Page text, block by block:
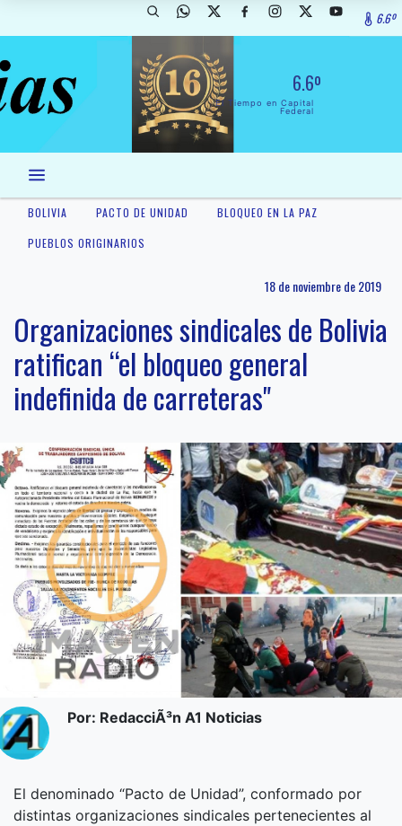
6.6º
6.6º
El Tiempo en Capital
Federal
BOLIVIA PACTO DE UNIDAD
BLOQUEO EN LA PAZ
PUEBLOS ORIGINARIOS
18 de noviembre de 2019
Organizaciones sindicales de Bolivia
ratifican “el bloqueo general
indefinida de carreteras"
Por: RedacciÃ³n A1 Noticias
El denominado “Pacto de Unidad”, conformado por
distintas organizaciones sindicales pertenecientes al